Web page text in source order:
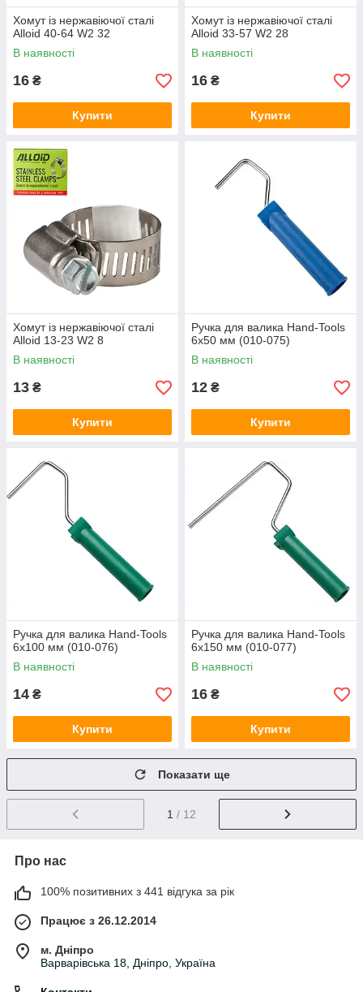
Хомут із нержавіючої сталі
Alloid 40-64 W2 32
В наявності
16 ₴
Купити
Хомут із нержавіючої сталі
Alloid 33-57 W2 28
В наявності
16 ₴
Купити
Хомут із нержавіючої сталі
Alloid 13-23 W2 8
В наявності
13 ₴
Купити
Ручка для валика Hand-Tools
6x50 мм (010-075)
В наявності
12 ₴
Купити
Ручка для валика Hand-Tools
6x100 мм (010-076)
В наявності
14 ₴
Купити
Ручка для валика Hand-Tools
6x150 мм (010-077)
В наявності
16 ₴
Купити
Показати ще
1 / 12
Про нас
100% позитивних з 441 відгука за рік
Працює з 26.12.2014
м. Дніпро
Варварівська 18, Дніпро, Україна